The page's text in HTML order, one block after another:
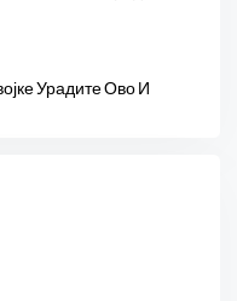
Урадите Ово И